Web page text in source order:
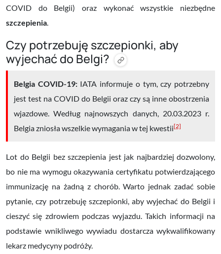
COVID do Belgii) oraz wykonać wszystkie niezbędne
szczepienia.
Czy potrzebuję szczepionki, aby
wyjechać do Belgi?
Belgia COVID-19: IATA informuje o tym, czy potrzebny
jest test na COVID do Belgii oraz czy są inne obostrzenia
wjazdowe. Według najnowszych danych, 20.03.2023 r.
Belgia zniosła wszelkie wymagania w tej kwestii[2]
Lot do Belgii bez szczepienia jest jak najbardziej dozwolony,
bo nie ma wymogu okazywania certyfikatu potwierdzającego
immunizację na żadną z chorób. Warto jednak zadać sobie
pytanie, czy potrzebuję szczepionki, aby wyjechać do Belgii i
cieszyć się zdrowiem podczas wyjazdu. Takich informacji na
podstawie wnikliwego wywiadu dostarcza wykwalifikowany
lekarz medycyny podróży.